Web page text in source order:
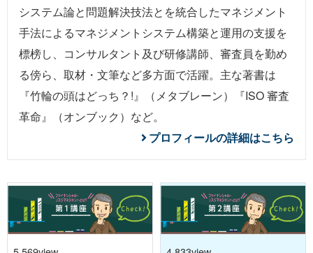
システム論と問題解決技法とを統合したマネジメント
手法によるマネジメントシステム構築と運用の支援を
標榜し、コンサルタント及び研修講師、審査員を勤め
る傍ら、取材・文筆など多方面で活躍。主な著書は
『竹輪の頭はどっち？!』（メタブレーン）『ISO 審査
革命』（オンブック）など。
プロフィールの詳細はこちら